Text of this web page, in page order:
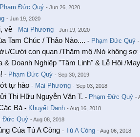
Phạm Đức Quý - Jun 26, 2020
- Jun 19, 2020
về - Mai Phương - Jun 19, 2020
Tam Chúc / Thảo Nào.... - Phạm Đức Quý
Cưới con quan /Thăm mộ /Nó không sợ
& Doanh Nghiệp "Tâm Linh" & Lễ Hội /
- Phạm Đức Quý - Sep 30, 2019
tự hào - Mai Phương - Sep 03, 2018
Thi Hữu Nguyễn Văn T. - Phạm Đức Quý -
Bà- Khuyết Danh - Aug 16, 2018
Đức Quý - Aug 08, 2018
Của Tú A Còng -Tú A Còng - Aug 06, 2018